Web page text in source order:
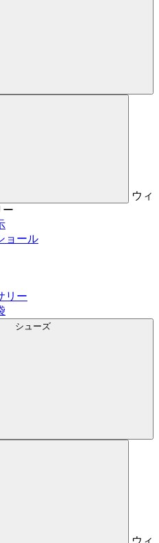
ウィ
ー
ョール
リー
シューズ
ウィ